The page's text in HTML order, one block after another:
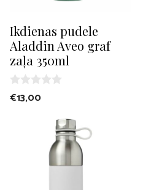
Ikdienas pudele
Aladdin Aveo graf
zaļa 350ml
0
o
€13,00